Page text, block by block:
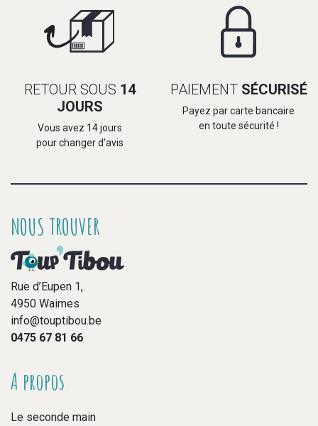
RETOUR SOUS 14
JOURS
Vous avez 14 jours
pour changer d’avis
PAIEMENT SÉCURISÉ
Payez par carte bancaire
en toute sécurité !
NOUS TROUVER
Rue d’Eupen 1,
4950 Waimes
info@touptibou.be
0475 67 81 66
A propos
Le seconde main